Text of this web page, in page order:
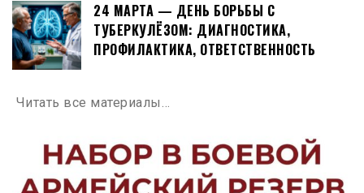
24 МАРТА — ДЕНЬ БОРЬБЫ С
ТУБЕРКУЛЁЗОМ: ДИАГНОСТИКА,
ПРОФИЛАКТИКА, ОТВЕТСТВЕННОСТЬ
Читать все материалы…